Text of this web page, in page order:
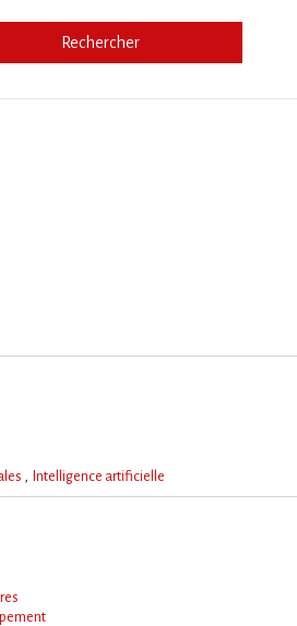
Rechercher
Intelligence artificielle